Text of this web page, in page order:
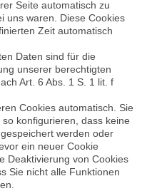
Seite automatisch zu
uns waren. Diese Cookies
Zeit automatisch
Daten sind für die
unserer berechtigten
Art. 6 Abs. 1 S. 1 lit. f
Cookies automatisch. Sie
konfigurieren, dass keine
werden oder
ein neuer Cookie
Deaktivierung von Cookies
Sie nicht alle Funktionen